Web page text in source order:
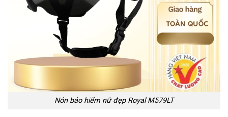
Nón bảo hiểm nữ đẹp Royal M579LT